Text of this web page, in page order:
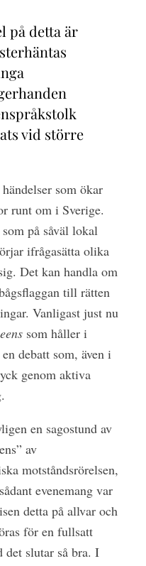
på detta är
vid större
som ökar
runt om i Sverige.
på såväl lokal
ifrågasätta olika
Det kan handla om
till rätten
Vanligast just nu
som håller i
debatt som, även i
genom aktiva
en sagostund av
av
motståndsrörelsen,
evenemang var
detta på allvar och
för en fullsatt
slutar så bra. I